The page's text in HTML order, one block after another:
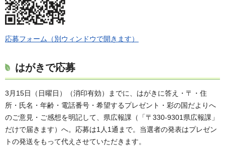
応募フォーム（別ウィンドウで開きます）
はがきで応募
3月15日（日曜日）（消印有効）までに、はがきに答え・〒・住
所・氏名・年齢・電話番号・希望するプレゼント・彩の国だよりへ
のご意見・ご感想を明記して、県広報課（「〒330-9301県広報課」
だけで届きます）へ。応募は1人1通まで。当選者の発表はプレゼン
トの発送をもって代えさせていただきます。